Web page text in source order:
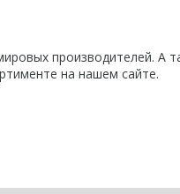
производителей. А
на нашем сайте.